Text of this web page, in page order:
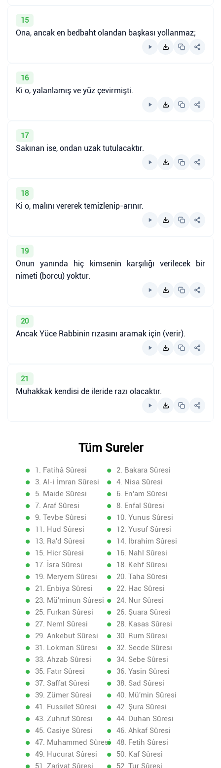
15
Ona, ancak en bedbaht olandan başkası yollanmaz;
16
Ki o, yalanlamış ve yüz çevirmişti.
17
Sakınan ise, ondan uzak tutulacaktır.
18
Ki o, malını vererek temizlenip-arınır.
19
Onun yanında hiç kimsenin karşılığı verilecek bir
nimeti (borcu) yoktur.
20
Ancak Yüce Rabbinin rızasını aramak için (verir).
21
Muhakkak kendisi de ileride razı olacaktır.
Tüm Sureler
1. Fatihâ Sûresi
2. Bakara Sûresi
3. Al-i İmran Sûresi
4. Nisa Sûresi
5. Maide Sûresi
6. En'am Sûresi
7. Araf Sûresi
8. Enfal Sûresi
9. Tevbe Sûresi
10. Yunus Sûresi
11. Hud Sûresi
12. Yusuf Sûresi
13. Ra'd Sûresi
14. İbrahim Sûresi
15. Hicr Sûresi
16. Nahl Sûresi
17. İsra Sûresi
18. Kehf Sûresi
19. Meryem Sûresi
20. Taha Sûresi
21. Enbiya Sûresi
22. Hac Sûresi
23. Mü'minun Sûresi
24. Nur Sûresi
25. Furkan Sûresi
26. Şuara Sûresi
27. Neml Sûresi
28. Kasas Sûresi
29. Ankebut Sûresi
30. Rum Sûresi
31. Lokman Sûresi
32. Secde Sûresi
33. Ahzab Sûresi
34. Sebe Sûresi
35. Fatır Sûresi
36. Yasin Sûresi
37. Saffat Sûresi
38. Sad Sûresi
39. Zümer Sûresi
40. Mü'min Sûresi
41. Fussilet Sûresi
42. Şura Sûresi
43. Zuhruf Sûresi
44. Duhan Sûresi
45. Casiye Sûresi
46. Ahkaf Sûresi
47. Muhammed Sûresi
48. Fetih Sûresi
49. Hucurat Sûresi
50. Kaf Sûresi